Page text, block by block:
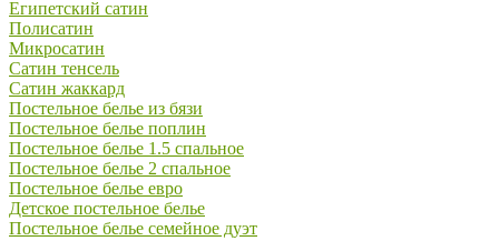
Египетский сатин
Полисатин
Микросатин
Сатин тенсель
Сатин жаккард
Постельное белье из бязи
Постельное белье поплин
Постельное белье 1.5 спальное
Постельное белье 2 спальное
Постельное белье евро
Детское постельное белье
Постельное белье семейное дуэт